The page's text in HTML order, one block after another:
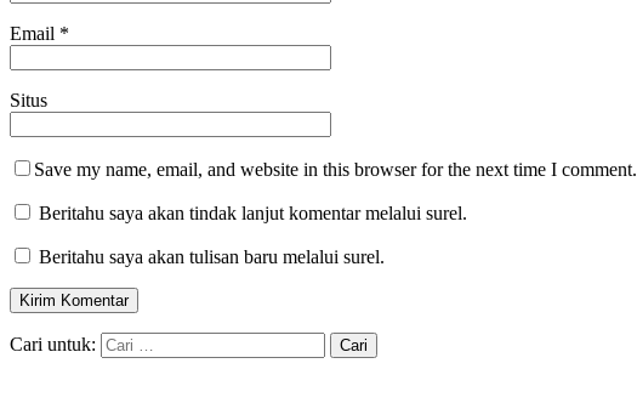
Email *
Situs
Save my name, email, and website in this browser for the next time I comment.
Beritahu saya akan tindak lanjut komentar melalui surel.
Beritahu saya akan tulisan baru melalui surel.
Cari untuk: